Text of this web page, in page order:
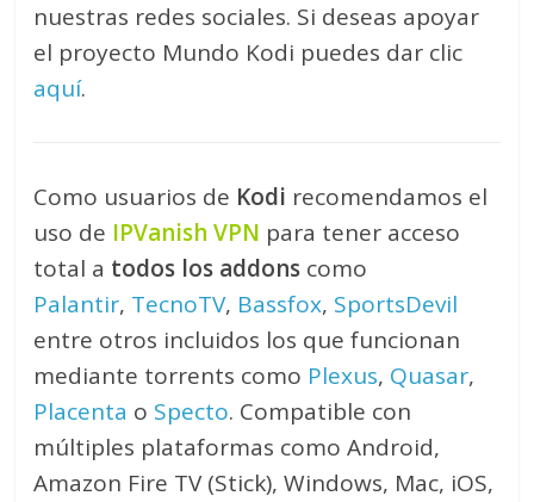
nuestras redes sociales. Si deseas apoyar
el proyecto Mundo Kodi puedes dar clic
aquí.
Como usuarios de Kodi recomendamos el
uso de IPVanish VPN para tener acceso
total a todos los addons como
Palantir, TecnoTV, Bassfox, SportsDevil
entre otros incluidos los que funcionan
mediante torrents como Plexus, Quasar,
Placenta o Specto. Compatible con
múltiples plataformas como Android,
Amazon Fire TV (Stick), Windows, Mac, iOS,